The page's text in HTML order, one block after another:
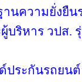
านความยั่งยืน
ริหาร วปส.
ประกันรถยน